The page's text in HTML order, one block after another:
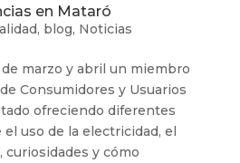
en Mataró
, blog, Noticias
marzo y abril un miembro
Consumidores y Usuarios
ofreciendo diferentes
uso de la electricidad, el
curiosidades y cómo